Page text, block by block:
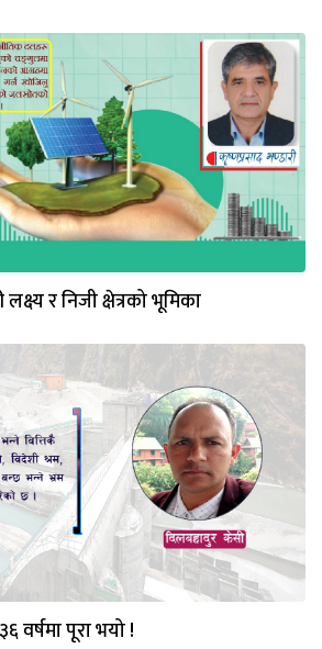
र निजी क्षेत्रको भूमिका
वर्षमा पूरा भयो !